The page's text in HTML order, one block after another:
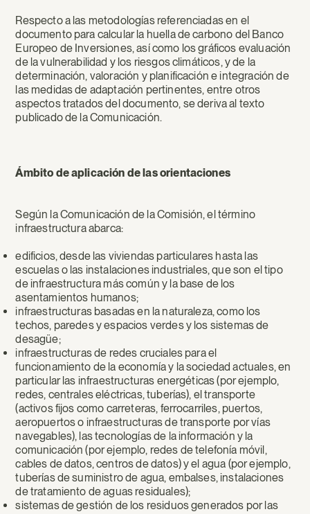
Respecto a las metodologías referenciadas en el
documento para calcular la huella de carbono del Banco
Europeo de Inversiones, así como los gráficos evaluación
de la vulnerabilidad y los riesgos climáticos, y de la
determinación, valoración y planificación e integración de
las medidas de adaptación pertinentes, entre otros
aspectos tratados del documento, se deriva al texto
publicado de la Comunicación.
Ámbito de aplicación de las orientaciones
Según la Comunicación de la Comisión, el término
infraestructura abarca:
edificios, desde las viviendas particulares hasta las
escuelas o las instalaciones industriales, que son el tipo
de infraestructura más común y la base de los
asentamientos humanos;
infraestructuras basadas en la naturaleza, como los
techos, paredes y espacios verdes y los sistemas de
desagüe;
infraestructuras de redes cruciales para el
funcionamiento de la economía y la sociedad actuales, en
particular las infraestructuras energéticas (por ejemplo,
redes, centrales eléctricas, tuberías), el transporte
(activos fijos como carreteras, ferrocarriles, puertos,
aeropuertos o infraestructuras de transporte por vías
navegables), las tecnologías de la información y la
comunicación (por ejemplo, redes de telefonía móvil,
cables de datos, centros de datos) y el agua (por ejemplo,
tuberías de suministro de agua, embalses, instalaciones
de tratamiento de aguas residuales);
sistemas de gestión de los residuos generados por las